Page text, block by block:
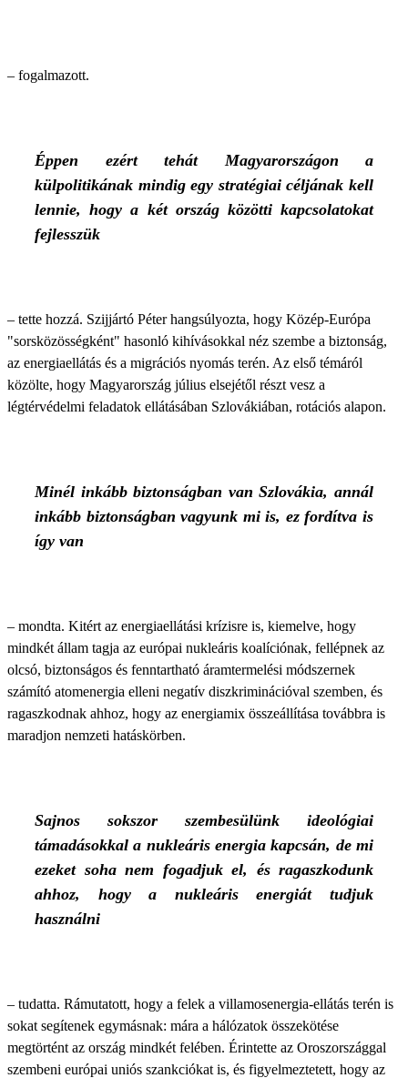
– fogalmazott.
Éppen ezért tehát Magyarországon a
külpolitikának mindig egy stratégiai céljának kell
lennie, hogy a két ország közötti kapcsolatokat
fejlesszük
– tette hozzá. Szijjártó Péter hangsúlyozta, hogy Közép-Európa
"sorsközösségként" hasonló kihívásokkal néz szembe a biztonság,
az energiaellátás és a migrációs nyomás terén. Az első témáról
közölte, hogy Magyarország július elsejétől részt vesz a
légtérvédelmi feladatok ellátásában Szlovákiában, rotációs alapon.
Minél inkább biztonságban van Szlovákia, annál
inkább biztonságban vagyunk mi is, ez fordítva is
így van
– mondta. Kitért az energiaellátási krízisre is, kiemelve, hogy
mindkét állam tagja az európai nukleáris koalíciónak, fellépnek az
olcsó, biztonságos és fenntartható áramtermelési módszernek
számító atomenergia elleni negatív diszkriminációval szemben, és
ragaszkodnak ahhoz, hogy az energiamix összeállítása továbbra is
maradjon nemzeti hatáskörben.
Sajnos sokszor szembesülünk ideológiai
támadásokkal a nukleáris energia kapcsán, de mi
ezeket soha nem fogadjuk el, és ragaszkodunk
ahhoz, hogy a nukleáris energiát tudjuk
használni
– tudatta. Rámutatott, hogy a felek a villamosenergia-ellátás terén is
sokat segítenek egymásnak: mára a hálózatok összekötése
megtörtént az ország mindkét felében. Érintette az Oroszországgal
szembeni európai uniós szankciókat is, és figyelmeztetett, hogy az